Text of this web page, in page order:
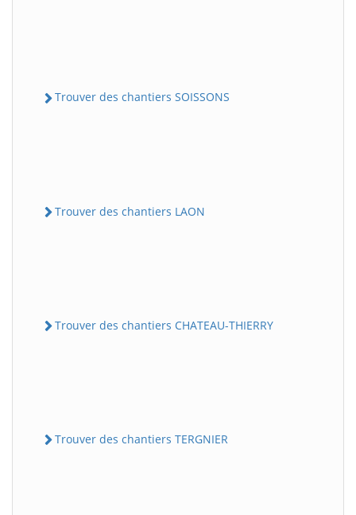
Trouver des chantiers SOISSONS
Trouver des chantiers LAON
Trouver des chantiers CHATEAU-THIERRY
Trouver des chantiers TERGNIER